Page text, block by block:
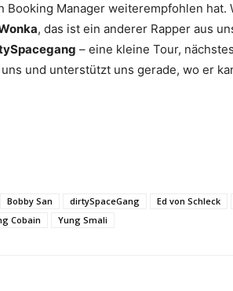
Booking Manager weiterempfohlen hat.
, das ist ein anderer Rapper aus
– eine kleine Tour,
und unterstützt uns gerade, wo er
Bobby San dirtySpaceGang Ed von Schleck
Cobain Yung Smali